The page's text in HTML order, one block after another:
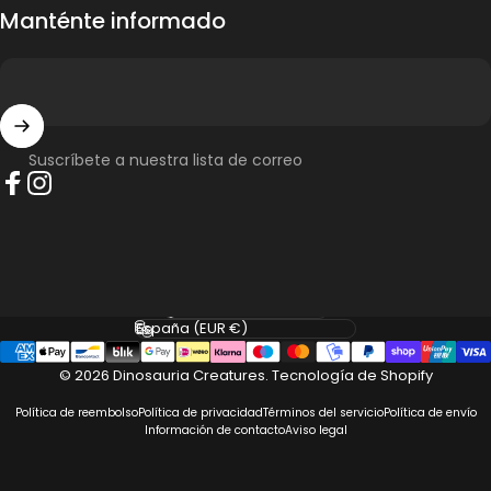
Anónimo
truly magnificent. It is of museum quality. Very
accurate. I recommend it quite highly.
Manténte informado
Suscríbete a nuestra lista de correo
© 2026 Dinosauria Creatures. Tecnología de Shopify
Política de reembolsoPolítica de privacidadTérminos del servicioPolítica de envío
Información de contactoAviso legal
Idioma
País/región